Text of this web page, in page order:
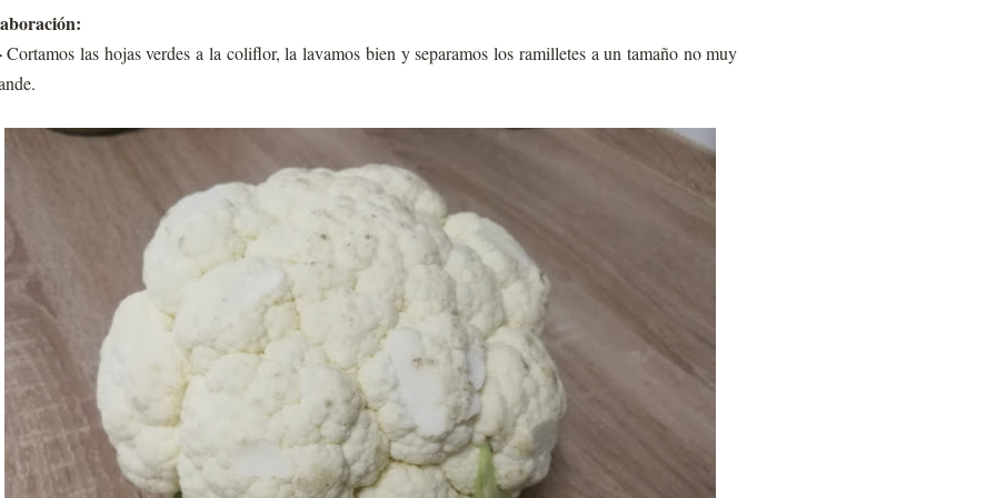
Cortamos las hojas verdes a la coliflor, la lavamos bien y separamos los ramilletes a un tamaño no muy